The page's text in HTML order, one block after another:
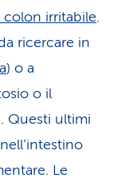
irritabile.
ricercare in
) o a
o il
Questi ultimi
Le